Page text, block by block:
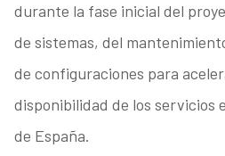
durante la fase inicial del
de sistemas, del
de configuraciones para
disponibilidad de los servicios
de España.